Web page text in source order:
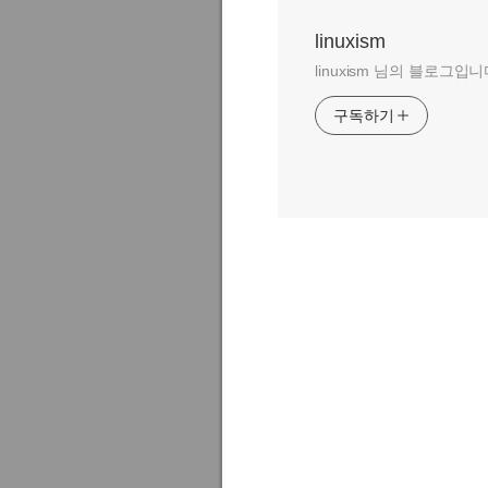
linuxism
linuxism 님의 블로그입니
구독하기